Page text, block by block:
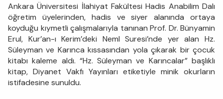
Ankara Üniversitesi İlahiyat Fakültesi Hadis Anabilim Dalı
öğretim üyelerinden, hadis ve siyer alanında ortaya
koyduğu kıymetli çalışmalarıyla tanınan Prof. Dr. Bünyamin
Erul, Kur’an-ı Kerim’deki Neml Suresi’nde yer alan Hz.
Süleyman ve Karınca kıssasından yola çıkarak bir çocuk
kitabı kaleme aldı. “Hz. Süleyman ve Karıncalar” başlıklı
kitap, Diyanet Vakfı Yayınları etiketiyle minik okurların
istifadesine sunuldu.